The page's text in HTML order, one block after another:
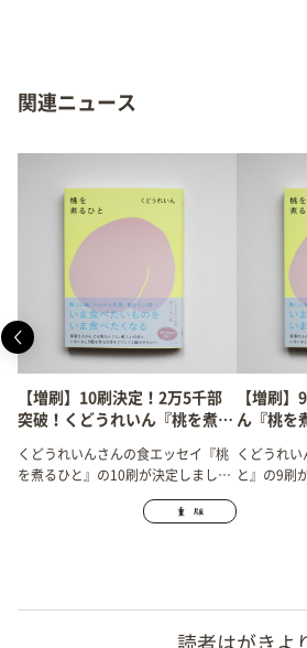
関連ニュース
【増刷】10刷決定！2万5千部
突破！くどうれいん『桃を煮る
くどうれいんさんの食エッセイ『桃
を煮るひと』の10刷が決定しまし
【増刷
ん『桃を
くどうれい
と』の9刷
読者はがきよ